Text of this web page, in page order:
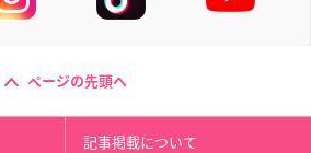
ページの先頭へ
記事掲載について